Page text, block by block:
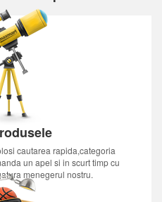
cautarea rapida,categoria
un apel si in scurt timp cu
menegerul nostru.